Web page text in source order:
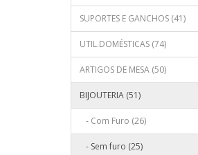
SUPORTES E GANCHOS (41)
UTIL.DOMÉSTICAS (74)
ARTIGOS DE MESA (50)
BIJOUTERIA (51)
- Com Furo (26)
- Sem furo (25)